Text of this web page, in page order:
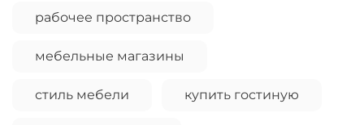
рабочее пространство
мебельные магазины
стиль мебели купить гостиную